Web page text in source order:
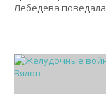
Лебедева